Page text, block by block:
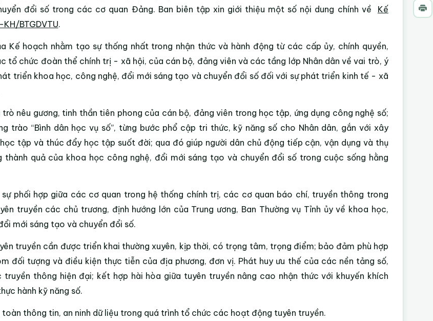
đổi số trong các cơ quan Đảng. Ban biên tập xin giới thiệu một số nội dung chính về
Kế
BTGDVTU.
Kế hoạch nhằm tạo sự thống nhất trong nhận thức và hành động từ các cấp ủy, chính quyền,
tổ chức đoàn thể chính trị - xã hội, của cán bộ, đảng viên và các tầng lớp Nhân dân về vai trò, ý
triển khoa học, công nghệ, đổi mới sáng tạo và chuyển đổi số đối với sự phát triển kinh tế - xã
trò nêu gương, tinh thần tiên phong của cán bộ, đảng viên trong học tập, ứng dụng công nghệ số;
trào “Bình dân học vụ số”, từng bước phổ cập tri thức, kỹ năng số cho Nhân dân, gắn với xây
tập và thúc đẩy học tập suốt đời; qua đó giúp người dân chủ động tiếp cận, vận dụng và thụ
thành quả của khoa học công nghệ, đổi mới sáng tạo và chuyển đổi số trong cuộc sống hằng
sự phối hợp giữa các cơ quan trong hệ thống chính trị, các cơ quan báo chí, truyền thông trong
truyền các chủ trương, định hướng lớn của Trung ương, Ban Thường vụ Tỉnh ủy về khoa học,
mới sáng tạo và chuyển đổi số.
truyền cần được triển khai thường xuyên, kịp thời, có trọng tâm, trọng điểm; bảo đảm phù hợp
đối tượng và điều kiện thực tiễn của địa phương, đơn vị. Phát huy ưu thế của các nền tảng số,
truyền thông hiện đại; kết hợp hài hòa giữa tuyên truyền nâng cao nhận thức với khuyến khích
hành kỹ năng số.
toàn thông tin, an ninh dữ liệu trong quá trình tổ chức các hoạt động tuyên truyền.